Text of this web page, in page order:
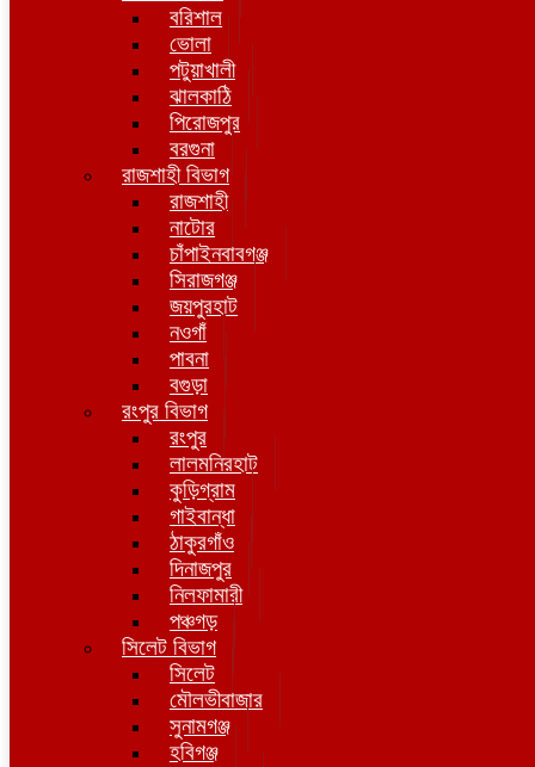
বরিশাল
ভোলা
পটুয়াখালী
ঝালকাঠি
পিরোজপুর
বরগুনা
রাজশাহী বিভাগ
রাজশাহী
নাটোর
চাঁপাইনবাবগঞ্জ
সিরাজগঞ্জ
জয়পুরহাট
নওগাঁ
পাবনা
বগুড়া
রংপুর বিভাগ
রংপুর
লালমনিরহাট
কুড়িগ্রাম
গাইবান্ধা
ঠাকুরগাঁও
দিনাজপুর
নিলফামারী
পঞ্চগড়
সিলেট বিভাগ
সিলেট
মৌলভীবাজার
সুনামগঞ্জ
হবিগঞ্জ